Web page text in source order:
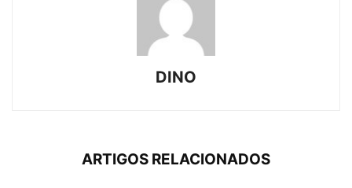
DINO
ARTIGOS RELACIONADOS